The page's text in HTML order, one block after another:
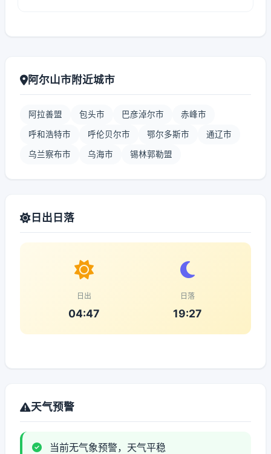
阿尔山市附近城市
阿拉善盟 包头市 巴彦淖尔市 赤峰市
呼和浩特市 呼伦贝尔市 鄂尔多斯市 通辽市
乌兰察布市 乌海市 锡林郭勒盟
日出日落
日出
04:47
日落
19:27
天气预警
当前无气象预警，天气平稳